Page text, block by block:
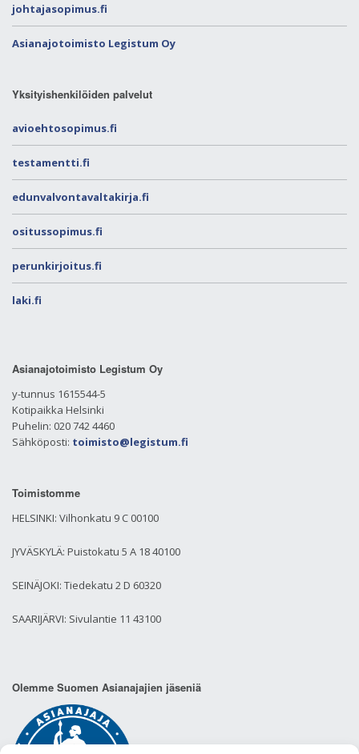
johtajasopimus.fi
Asianajotoimisto Legistum Oy
Yksityishenkilöiden palvelut
avioehtosopimus.fi
testamentti.fi
edunvalvontavaltakirja.fi
ositussopimus.fi
perunkirjoitus.fi
laki.fi
Asianajotoimisto Legistum Oy
y-tunnus 1615544-5
Kotipaikka Helsinki
Puhelin: 020 742 4460
Sähköposti: toimisto@legistum.fi
Toimistomme
HELSINKI: Vilhonkatu 9 C 00100
JYVÄSKYLÄ: Puistokatu 5 A 18 40100
SEINÄJOKI: Tiedekatu 2 D 60320
SAARIJÄRVI: Sivulantie 11 43100
Olemme Suomen Asianajajien jäseniä